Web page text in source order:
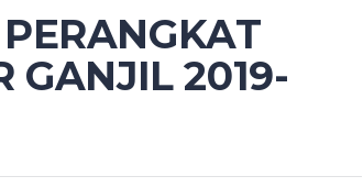
GANJIL 2019-